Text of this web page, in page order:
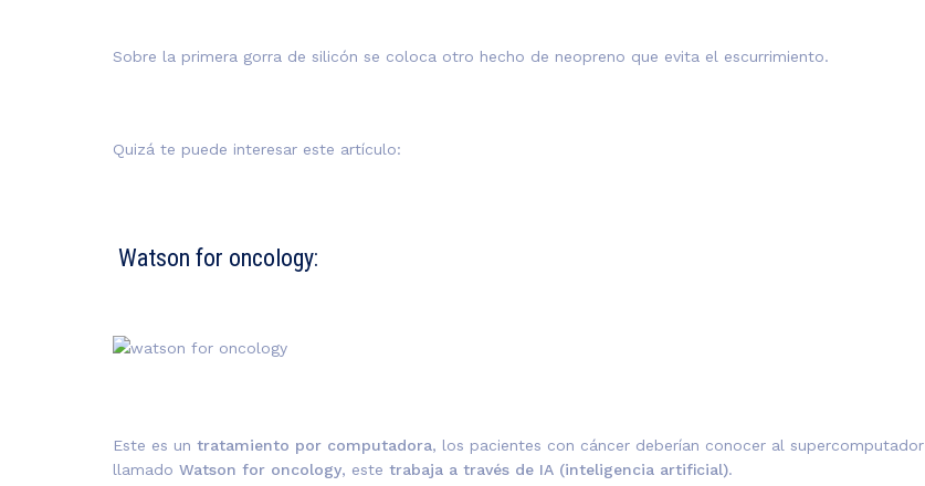
Sobre la primera gorra de silicón se coloca otro hecho de neopreno que evita el escurrimiento.
Quizá te puede interesar este artículo:
Watson for oncology:
Este es un tratamiento por computadora, los pacientes con cáncer deberían conocer al supercomputador
llamado Watson for oncology, este trabaja a través de IA (inteligencia artificial).